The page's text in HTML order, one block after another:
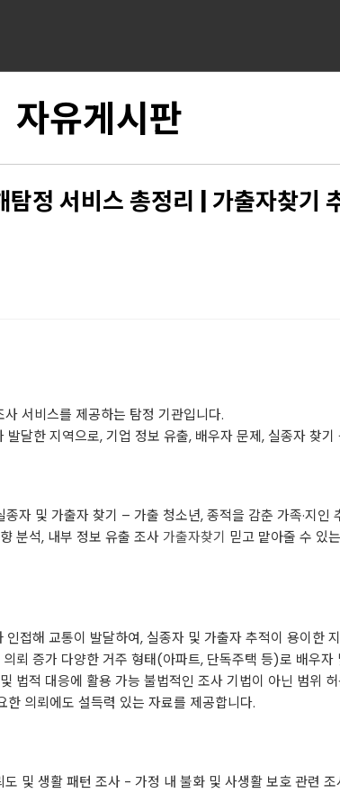
자유게시판
정 서비스 총정리 | 가출자찾기
서비스를 제공하는 탐정 기관입니다.
달한 지역으로, 기업 정보 유출, 배우자 문제, 실종자 찾기
자 및 가출자 찾기 – 가출 청소년, 종적을 감춘 가족·지인
분석, 내부 정보 유출 조사가출자찾기 믿고 맡아줄 수 있
접해 교통이 발달하여, 실종자 및 가출자 추적이 용이한
뢰 증가 다양한 거주 형태(아파트, 단독주택 등)로 배우
법적 대응에 활용 가능 불법적인 조사 기법이 아닌 범위
의뢰에도 설득력 있는 자료를 제공합니다.
및 생활 패턴 조사 - 가정 내 불화 및 사생활 보호 관련